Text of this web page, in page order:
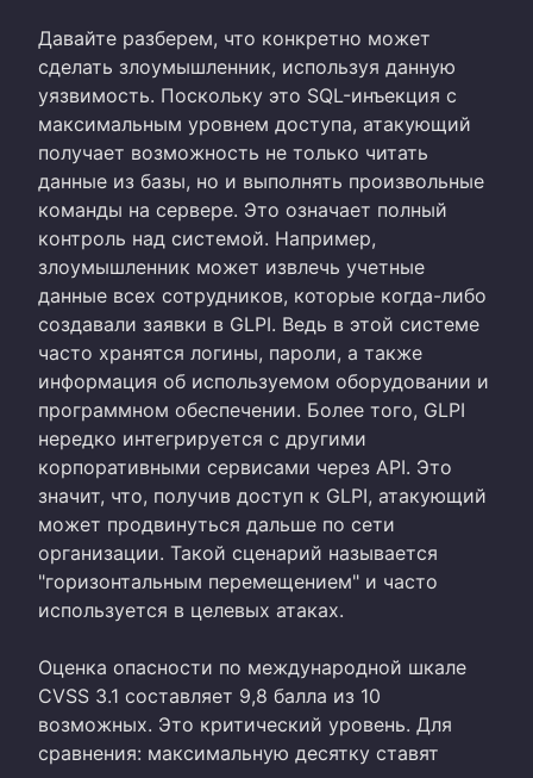
Давайте разберем, что конкретно может
сделать злоумышленник, используя данную
уязвимость. Поскольку это SQL-инъекция с
максимальным уровнем доступа, атакующий
получает возможность не только читать
данные из базы, но и выполнять произвольные
команды на сервере. Это означает полный
контроль над системой. Например,
злоумышленник может извлечь учетные
данные всех сотрудников, которые когда-либо
создавали заявки в GLPI. Ведь в этой системе
часто хранятся логины, пароли, а также
информация об используемом оборудовании и
программном обеспечении. Более того, GLPI
нередко интегрируется с другими
корпоративными сервисами через API. Это
значит, что, получив доступ к GLPI, атакующий
может продвинуться дальше по сети
организации. Такой сценарий называется
"горизонтальным перемещением" и часто
используется в целевых атаках.
Оценка опасности по международной шкале
CVSS 3.1 составляет 9,8 балла из 10
возможных. Это критический уровень. Для
сравнения: максимальную десятку ставят